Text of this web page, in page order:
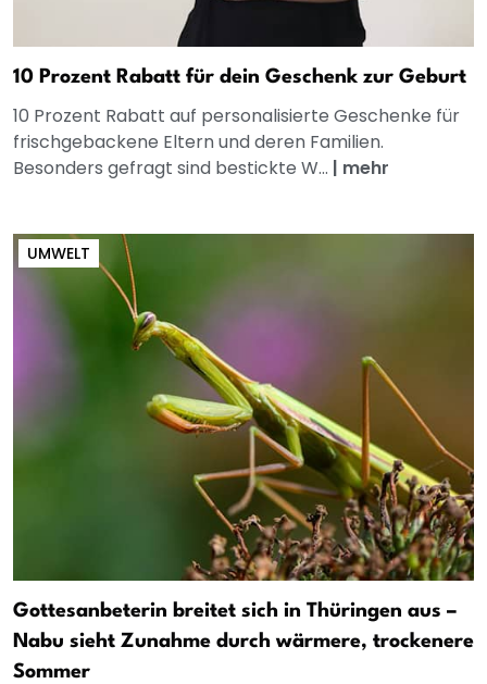
10 Prozent Rabatt für dein Geschenk zur Geburt
10 Prozent Rabatt auf personalisierte Geschenke für
frischgebackene Eltern und deren Familien.
Besonders gefragt sind bestickte W... | mehr
UMWELT
Gottesanbeterin breitet sich in Thüringen aus –
Nabu sieht Zunahme durch wärmere, trockenere
Sommer